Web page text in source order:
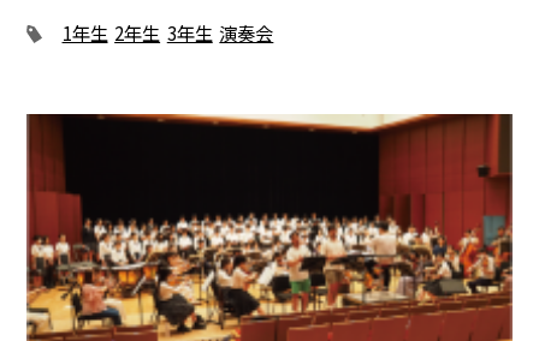
1年生 2年生 3年生 演奏会